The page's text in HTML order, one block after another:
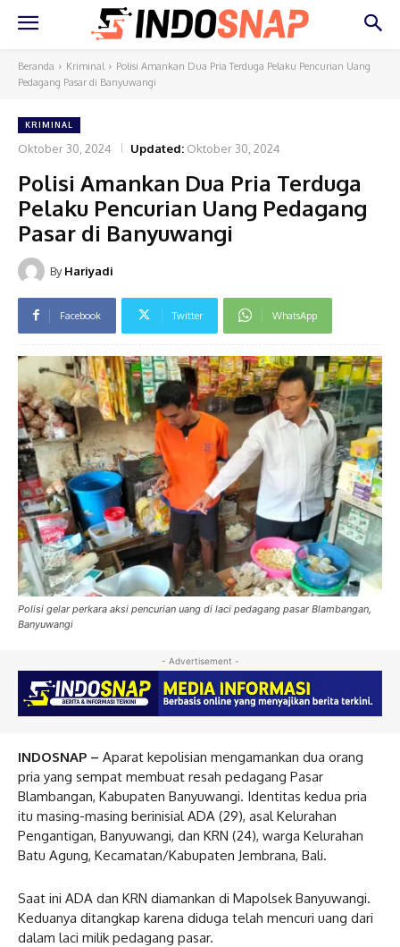
Beranda Kriminal
Polisi Amankan Dua Pria Terduga Pelaku Pencurian Uang
Pedagang Pasar di Banyuwangi
KRIMINAL
Oktober 30, 2024 Updated: Oktober 30, 2024
Polisi Amankan Dua Pria Terduga
Pelaku Pencurian Uang Pedagang
Pasar di Banyuwangi
By Hariyadi
Facebook Twitter WhatsApp
Polisi gelar perkara aksi pencurian uang di laci pedagang pasar Blambangan,
Banyuwangi
- Advertisement -
INDOSNAP – Aparat kepolisian mengamankan dua orang
pria yang sempat membuat resah pedagang Pasar
Blambangan, Kabupaten Banyuwangi. Identitas kedua pria
itu masing-masing berinisial ADA (29), asal Kelurahan
Pengantigan, Banyuwangi, dan KRN (24), warga Kelurahan
Batu Agung, Kecamatan/Kabupaten Jembrana, Bali.
Saat ini ADA dan KRN diamankan di Mapolsek Banyuwangi.
Keduanya ditangkap karena diduga telah mencuri uang dari
dalam laci milik pedagang pasar.